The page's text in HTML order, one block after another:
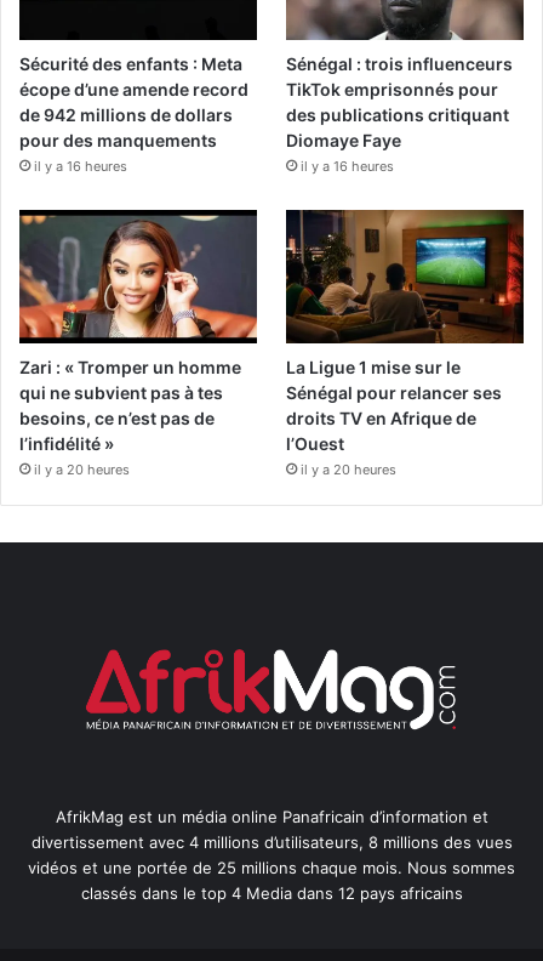
Sécurité des enfants : Meta
écope d’une amende record
de 942 millions de dollars
pour des manquements
il y a 16 heures
Sénégal : trois influenceurs
TikTok emprisonnés pour
des publications critiquant
Diomaye Faye
il y a 16 heures
Zari : « Tromper un homme
qui ne subvient pas à tes
besoins, ce n’est pas de
l’infidélité »
il y a 20 heures
La Ligue 1 mise sur le
Sénégal pour relancer ses
droits TV en Afrique de
l’Ouest
il y a 20 heures
AfrikMag est un média online Panafricain d’information et
divertissement avec 4 millions d’utilisateurs, 8 millions des vues
vidéos et une portée de 25 millions chaque mois. Nous sommes
classés dans le top 4 Media dans 12 pays africains